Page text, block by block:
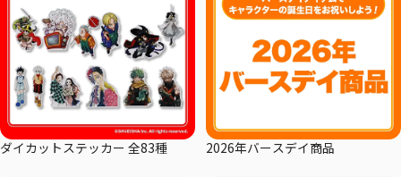
ダイカットステッカー 全83種 2026年バースデイ商品